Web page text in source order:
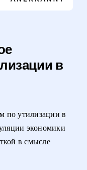
в
по утилизации в
экономики
в смысле